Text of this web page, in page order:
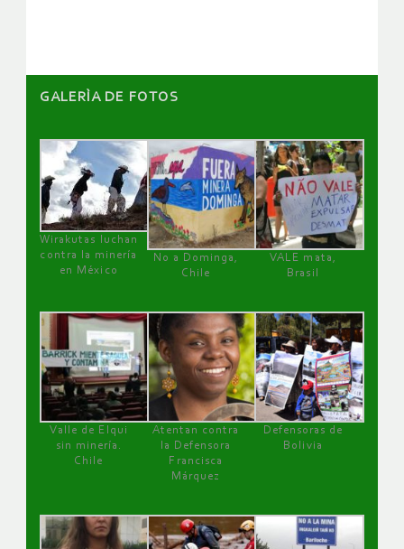
GALERÌA DE FOTOS
Wirakutas luchan
contra la minería
en México
No a Dominga,
Chile
VALE mata,
Brasil
Valle de Elqui
sin minería.
Chile
Atentan contra
la Defensora
Francisca
Márquez
Defensoras de
Bolivia